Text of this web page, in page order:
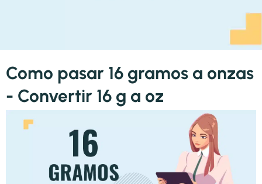
Como pasar 16 gramos a onzas
- Convertir 16 g a oz